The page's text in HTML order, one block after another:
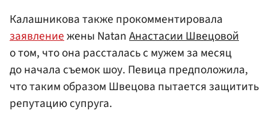
Калашникова также прокомментировала
заявлениежены Natan Анастасии Швецовой
о том, что она рассталась с мужем за месяц
до начала съемок шоу. Певица предположила,
что таким образом Швецова пытается защитить
репутацию супруга.